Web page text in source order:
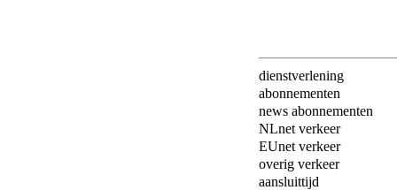
dienstverlening
abonnementen
news abonnementen
NLnet verkeer
EUnet verkeer
overig verkeer
aansluittijd